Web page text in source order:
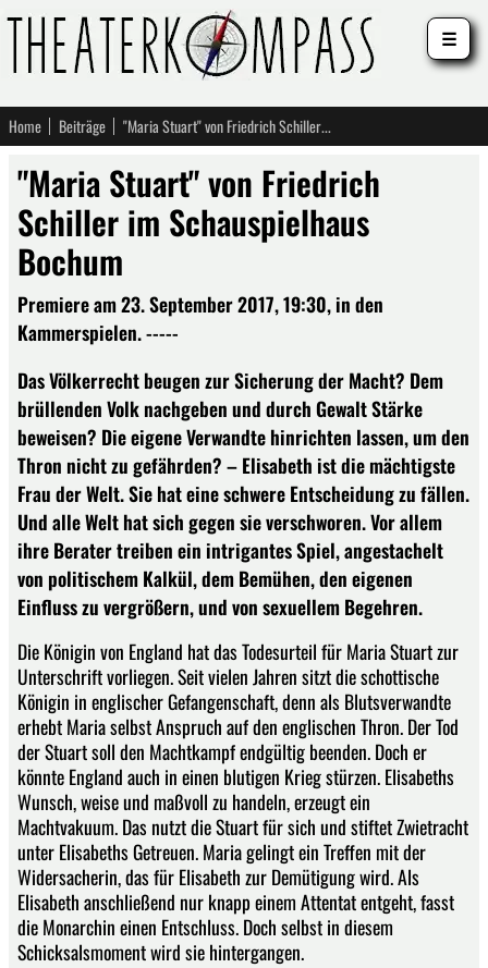
Home Beiträge "Maria Stuart" von Friedrich Schiller im Schauspielhaus Bochum
"Maria Stuart" von Friedrich
Schiller im Schauspielhaus
Bochum
Premiere am 23. September 2017, 19:30, in den
Kammerspielen. -----
Das Völkerrecht beugen zur Sicherung der Macht? Dem
brüllenden Volk nachgeben und durch Gewalt Stärke
beweisen? Die eigene Verwandte hinrichten lassen, um den
Thron nicht zu gefährden? – Elisabeth ist die mächtigste
Frau der Welt. Sie hat eine schwere Entscheidung zu fällen.
Und alle Welt hat sich gegen sie verschworen. Vor allem
ihre Berater treiben ein intrigantes Spiel, angestachelt
von politischem Kalkül, dem Bemühen, den eigenen
Einfluss zu vergrößern, und von sexuellem Begehren.
Die Königin von England hat das Todesurteil für Maria Stuart zur
Unterschrift vorliegen. Seit vielen Jahren sitzt die schottische
Königin in englischer Gefangenschaft, denn als Blutsverwandte
erhebt Maria selbst Anspruch auf den englischen Thron. Der Tod
der Stuart soll den Machtkampf endgültig beenden. Doch er
könnte England auch in einen blutigen Krieg stürzen. Elisabeths
Wunsch, weise und maßvoll zu handeln, erzeugt ein
Machtvakuum. Das nutzt die Stuart für sich und stiftet Zwietracht
unter Elisabeths Getreuen. Maria gelingt ein Treffen mit der
Widersacherin, das für Elisabeth zur Demütigung wird. Als
Elisabeth anschließend nur knapp einem Attentat entgeht, fasst
die Monarchin einen Entschluss. Doch selbst in diesem
Schicksalsmoment wird sie hintergangen.
☰